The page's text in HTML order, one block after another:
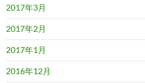
2017年3月
2017年2月
2017年1月
2016年12月